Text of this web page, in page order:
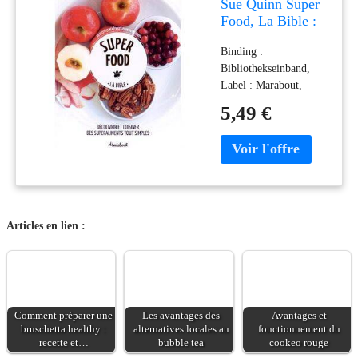
Sue Quinn Super
Food, La Bible :
Cuisiner Des
Superaliments
Tout Simples : 66
Recettes
Bénéfiques Pour
Votre Corps
Binding :
Bibliothekseinband,
Label : Marabout,
medium : Sonstige
Einbände,
publicationDate : 2015-
Quinn, translators :
5,49 €
Articles en lien :
Comment préparer une
bruschetta healthy :
recette et…
Les avantages des
alternatives locales au
bubble tea
Avantages et
fonctionnement du
cookeo rouge